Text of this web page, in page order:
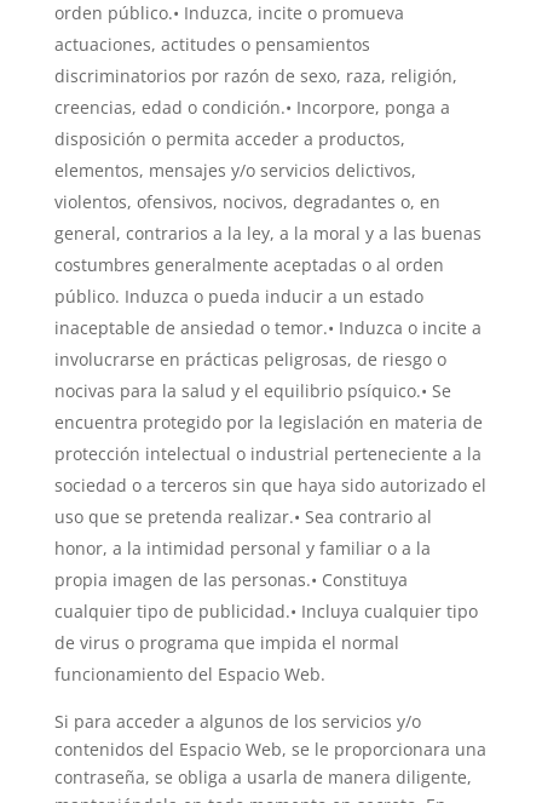
orden público.• Induzca, incite o promueva
actuaciones, actitudes o pensamientos
discriminatorios por razón de sexo, raza, religión,
creencias, edad o condición.• Incorpore, ponga a
disposición o permita acceder a productos,
elementos, mensajes y/o servicios delictivos,
violentos, ofensivos, nocivos, degradantes o, en
general, contrarios a la ley, a la moral y a las buenas
costumbres generalmente aceptadas o al orden
público. Induzca o pueda inducir a un estado
inaceptable de ansiedad o temor.• Induzca o incite a
involucrarse en prácticas peligrosas, de riesgo o
nocivas para la salud y el equilibrio psíquico.• Se
encuentra protegido por la legislación en materia de
protección intelectual o industrial perteneciente a la
sociedad o a terceros sin que haya sido autorizado el
uso que se pretenda realizar.• Sea contrario al
honor, a la intimidad personal y familiar o a la
propia imagen de las personas.• Constituya
cualquier tipo de publicidad.• Incluya cualquier tipo
de virus o programa que impida el normal
funcionamiento del Espacio Web.
Si para acceder a algunos de los servicios y/o
contenidos del Espacio Web, se le proporcionara una
contraseña, se obliga a usarla de manera diligente,